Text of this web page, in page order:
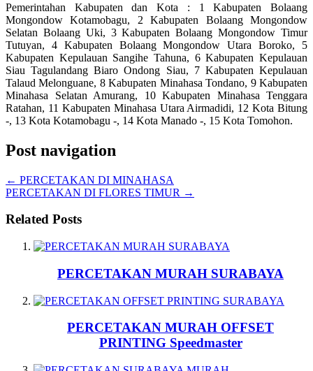
Pemerintahan Kabupaten dan Kota : 1 Kabupaten Bolaang
Mongondow Kotamobagu, 2 Kabupaten Bolaang Mongondow
Selatan Bolaang Uki, 3 Kabupaten Bolaang Mongondow Timur
Tutuyan, 4 Kabupaten Bolaang Mongondow Utara Boroko, 5
Kabupaten Kepulauan Sangihe Tahuna, 6 Kabupaten Kepulauan
Siau Tagulandang Biaro Ondong Siau, 7 Kabupaten Kepulauan
Talaud Melonguane, 8 Kabupaten Minahasa Tondano, 9 Kabupaten
Minahasa Selatan Amurang, 10 Kabupaten Minahasa Tenggara
Ratahan, 11 Kabupaten Minahasa Utara Airmadidi, 12 Kota Bitung
-, 13 Kota Kotamobagu -, 14 Kota Manado -, 15 Kota Tomohon.
Post navigation
← PERCETAKAN DI MINAHASA
PERCETAKAN DI FLORES TIMUR →
Related Posts
PERCETAKAN MURAH SURABAYA
PERCETAKAN MURAH OFFSET
PRINTING Speedmaster